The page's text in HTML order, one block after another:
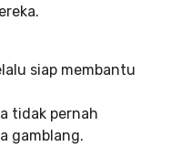
siap membantu
tidak pernah
gamblang.